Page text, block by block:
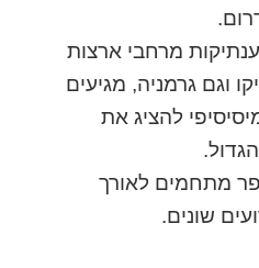
מרחבי ארצות
וגם גרמניה, מגיעים
להציג את
מתחמים לאורך
שונים.